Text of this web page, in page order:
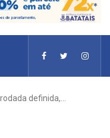
definida,…